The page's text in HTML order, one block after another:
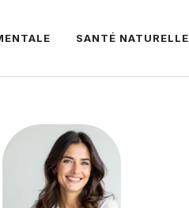
SANTÉ NATURELLE